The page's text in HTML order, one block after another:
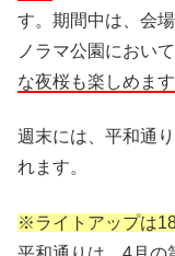
す。期間中は、会
ノラマ公園において
な夜桜も楽しめます
週末には、平和通
れます。
※ライトアップは